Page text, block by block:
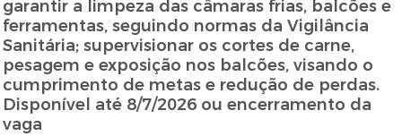
garantir a limpeza das câmaras frias, balcões e
ferramentas, seguindo normas da Vigilância
Sanitária; supervisionar os cortes de carne,
pesagem e exposição nos balcões, visando o
cumprimento de metas e redução de perdas.
Disponível até 8/7/2026 ou encerramento da
vaga